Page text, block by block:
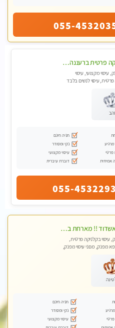
055-
בקליניקה פרטית ברעננה עיסוי לחידוש אנרגיות עיסוי מומלץ מאוד !
עיסוי מקצועי, עיסוי
עיסוי לנשים בלבד
זהב
חניה חינם
מרגיע
נקי ומסודר
פרטי
עיסוי מקצועי
אמיתית
דוברת עיברית
055-4532293
חדש באשדוד !! מארחת בדירתי באופן פרטי ודיסקרטי מקום יפה מסודר נקי ואווירה נעימה יחס טוב בבית חםללא מין !!
עיסוי בקלניקה פרטית,
מפנק, מכוני עיסוי מפנק,
חניה חינם
נקי ומסודר
עיסוי מקצועי